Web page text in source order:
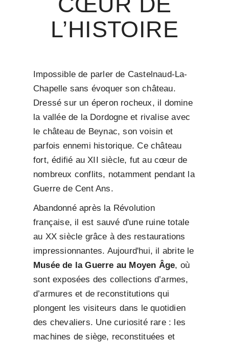
L’HISTOIRE
Impossible de parler de Castelnaud-La-
Chapelle sans évoquer son château.
Dressé sur un éperon rocheux, il domine
la vallée de la Dordogne et rivalise avec
le château de Beynac, son voisin et
parfois ennemi historique. Ce château
fort, édifié au XII siècle, fut au cœur de
nombreux conflits, notamment pendant la
Guerre de Cent Ans.
Abandonné après la Révolution
française, il est sauvé d'une ruine totale
au XX siècle grâce à des restaurations
impressionnantes. Aujourd'hui, il abrite le
Musée de la Guerre au Moyen Âge, où
sont exposées des collections d’armes,
d’armures et de reconstitutions qui
plongent les visiteurs dans le quotidien
des chevaliers. Une curiosité rare : les
machines de siège, reconstituées et